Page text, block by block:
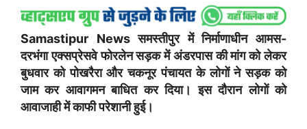
Samastipur News समस्तीपुर में निर्माणाधीन आमस-
दरभंगा एक्सप्रेसवे फोरलेन सड़क में अंडरपास की मांग को लेकर
बुधवार को पोखरैरा और चकनूर पंचायत के लोगों ने सड़क को
जाम कर आवागमन बाधित कर दिया। इस दौरान लोगों को
आवाजाही में काफी परेशानी हुई।